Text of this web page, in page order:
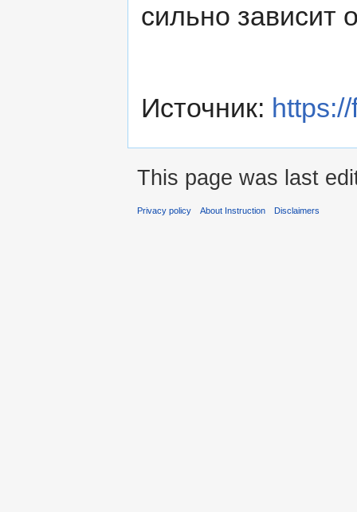
сильно зависит
Источник:
This page was last
Privacy policy About Instruction Disclaimers